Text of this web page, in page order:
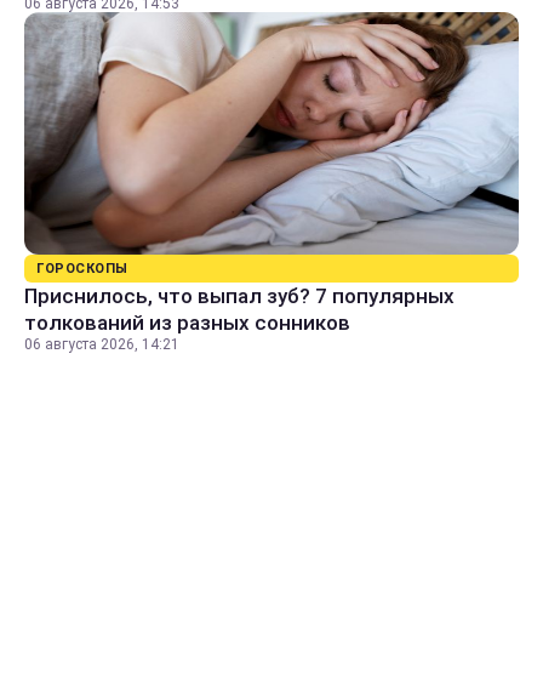
06 августа 2026, 14:53
ГОРОСКОПЫ
Приснилось, что выпал зуб? 7 популярных
толкований из разных сонников
06 августа 2026, 14:21